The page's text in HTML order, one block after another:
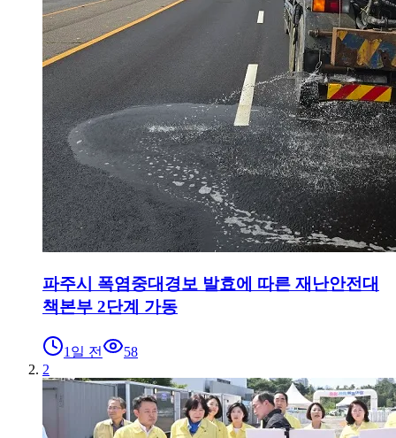
파주시 폭염중대경보 발효에 따른 재난안전대
책본부 2단계 가동
1일 전
58
2